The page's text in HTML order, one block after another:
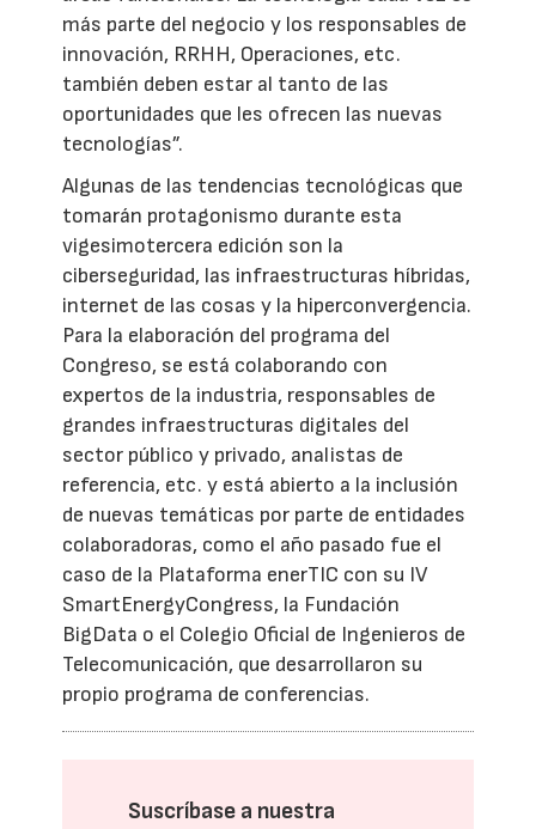
más parte del negocio y los responsables de
innovación, RRHH, Operaciones, etc.
también deben estar al tanto de las
oportunidades que les ofrecen las nuevas
tecnologías”.
Algunas de las tendencias tecnológicas que
tomarán protagonismo durante esta
vigesimotercera edición son la
ciberseguridad, las infraestructuras híbridas,
internet de las cosas y la hiperconvergencia.
Para la elaboración del programa del
Congreso, se está colaborando con
expertos de la industria, responsables de
grandes infraestructuras digitales del
sector público y privado, analistas de
referencia, etc. y está abierto a la inclusión
de nuevas temáticas por parte de entidades
colaboradoras, como el año pasado fue el
caso de la Plataforma enerTIC con su IV
SmartEnergyCongress, la Fundación
BigData o el Colegio Oficial de Ingenieros de
Telecomunicación, que desarrollaron su
propio programa de conferencias.
Suscríbase a nuestra